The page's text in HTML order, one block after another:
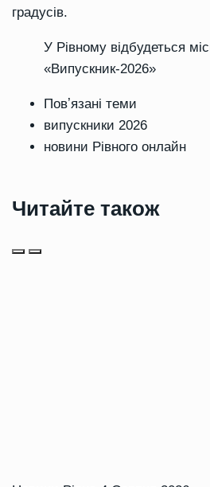
градусів.
У Рівному відбудеться
«Випускник-2026»
Повʼязані теми
випускники 2026
новини Рівного онлайн
Читайте також